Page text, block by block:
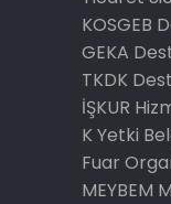
KOSGEB
GEKA
TKDK
İŞKUR
K Yetki
Fuar
MEYBEM